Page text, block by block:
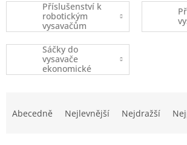
Příslušenství k
robotickým
vysavačům
(ostatní značky)
Sáčky do
vysavače
ekonomické
balení
Abecedně Nejlevnější Nejdražší